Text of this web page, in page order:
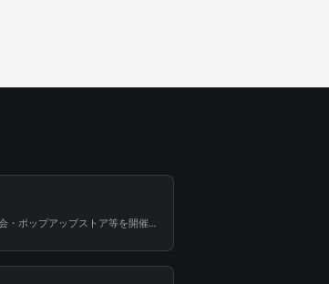
2F：展覧会・ポップアップストア等を開催！大型催事スペース「TOWER SPACE SHIBUYA」